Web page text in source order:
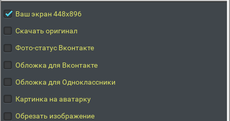
Ваш экран 448x896
Скачать оригинал
Фото-статус Вконтакте
Обложка для Вконтакте
Обложка для Одноклассники
Картинка на аватарку
Обрезать изображение